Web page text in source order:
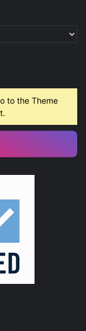
to the Theme